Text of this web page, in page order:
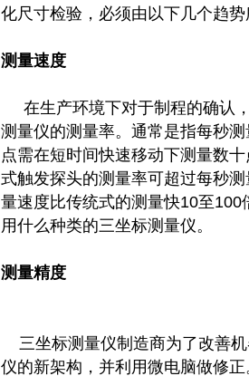
化尺寸检验，必须由以下几个趋
测量速度
在生产环境下对于制程的确认
测量仪的测量率。通常是指每秒
点需在短时间快速移动下测量数
式触发探头的测量率可超过每秒
量速度比传统式的测量快10至
用什么种类的三坐标测量仪。
测量精度
三坐标测量仪制造商为了改善
仪的新架构，并利用微电脑做修正